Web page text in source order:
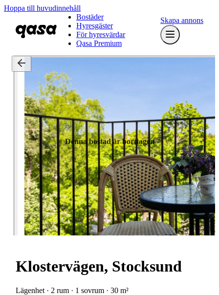
Hoppa till huvudinnehåll
Bostäder
Hyresgäster
För hyresvärdar
Qasa Premium
Skapa annons
Denna bostad är borttagen
Klostervägen, Stocksund
Lägenhet · 2 rum · 1 sovrum · 30 m²